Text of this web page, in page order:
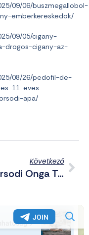
09/06/buszmegallobol-
emberkereskedok/
09/05/cigany-
drogos-cigany-az-
08/26/pedofil-de-
11-eves-
apa/
Következő
A Borsodi Onga Településen Nem Megy A Higiénia Betartása, Kiugró A Hepatitis A-Fertőzöttek Száma